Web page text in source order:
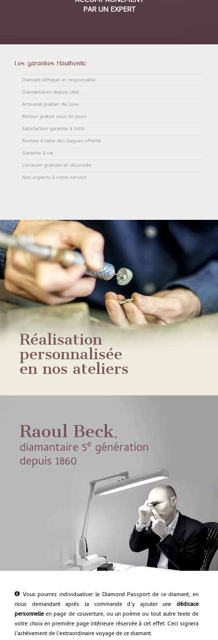
PAR UN EXPERT
Les garanties Hauthentic
Diamant éthique et responsable
Diamantaires depuis 1860
Artisanat joaillier de luxe
Retour gratuit sous 30 jours
Satisfaction garantie à 100%
Remise à taille des bagues offerte
Garantie à vie
Livraison gratuite et sécurisée
Nos experts à votre service
Réalisation
personnalisée
en nos ateliers
Raoul Beck,
diamantaire 5e génération
depuis 1860
Vous pourrez individualiser le Diamond Passport de ce diamant, en
nous demandant après la commande d’y ajouter une dédicace
personnelle en page de couverture, ou un poème ou tout autre texte de
votre choix en première page intérieure réservée à cet effet. Ceci signera
l’achèvement de l’extraordinaire voyage de ce diamant.